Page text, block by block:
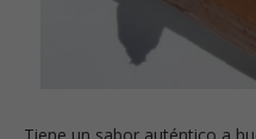
Tiene un sabor auténtico a